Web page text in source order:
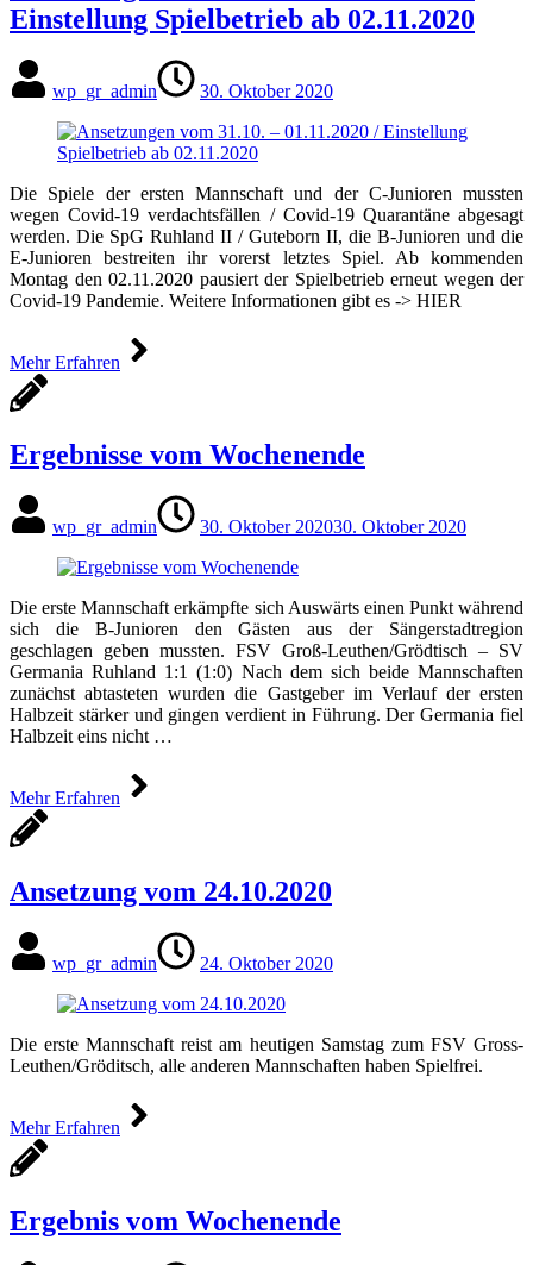
Einstellung Spielbetrieb ab 02.11.2020
wp_gr_admin 30. Oktober 2020
Die Spiele der ersten Mannschaft und der C-Junioren mussten
wegen Covid-19 verdachtsfällen / Covid-19 Quarantäne abgesagt
werden. Die SpG Ruhland II / Guteborn II, die B-Junioren und die
E-Junioren bestreiten ihr vorerst letztes Spiel. Ab kommenden
Montag den 02.11.2020 pausiert der Spielbetrieb erneut wegen der
Covid-19 Pandemie. Weitere Informationen gibt es -> HIER
Mehr Erfahren
Ergebnisse vom Wochenende
wp_gr_admin 30. Oktober 202030. Oktober 2020
Die erste Mannschaft erkämpfte sich Auswärts einen Punkt während
sich die B-Junioren den Gästen aus der Sängerstadtregion
geschlagen geben mussten. FSV Groß-Leuthen/Grödtisch – SV
Germania Ruhland 1:1 (1:0) Nach dem sich beide Mannschaften
zunächst abtasteten wurden die Gastgeber im Verlauf der ersten
Halbzeit stärker und gingen verdient in Führung. Der Germania fiel
Halbzeit eins nicht …
Mehr Erfahren
Ansetzung vom 24.10.2020
wp_gr_admin 24. Oktober 2020
Die erste Mannschaft reist am heutigen Samstag zum FSV Gross-
Leuthen/Gröditsch, alle anderen Mannschaften haben Spielfrei.
Mehr Erfahren
Ergebnis vom Wochenende